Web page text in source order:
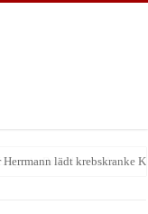
Herrmann lädt krebskranke
Branche wurde